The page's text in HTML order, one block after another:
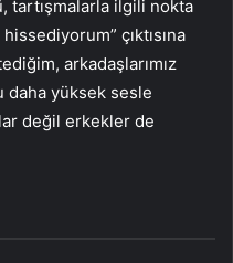
tartışmalarla ilgili nokta
hissediyorum” çıktısına
arkadaşlarımız
daha yüksek sesle
değil erkekler de